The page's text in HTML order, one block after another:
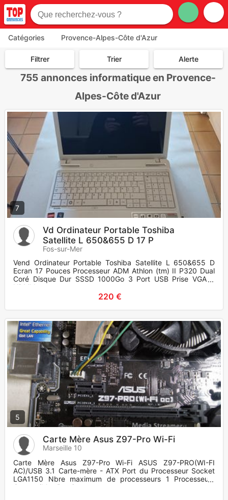
Catégories Provence-Alpes-Côte d'Azur
Filtrer Trier Alerte
755 annonces informatique en Provence-
Alpes-Côte d'Azur
7
Vd Ordinateur Portable Toshiba
Satellite L 650&655 D 17 P
Fos-sur-Mer
Vend Ordinateur Portable Toshiba Satellite L 650&655 D
Ecran 17 Pouces Processeur ADM Athlon (tm) II P320 Dual
Coré Disque Dur SSSD 1000Go 3 Port USB Prise VGA &
HDMI L
220 €
5
Carte Mère Asus Z97-Pro Wi-Fi
Marseille 10
Carte Mère Asus Z97-Pro Wi-Fi ASUS Z97-PRO(WI-FI
AC)/USB 3.1 Carte-mère - ATX Port du Processeur Socket
LGA1150 Nbre maximum de processeurs 1 Processeurs
Compatibles Pentium,